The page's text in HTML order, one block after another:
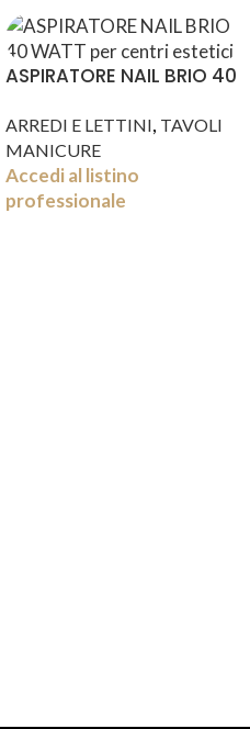
ASPIRATORE NAIL BRIO 40
ARREDI E LETTINI, TAVOLI
MANICURE
Accedi al listino
professionale